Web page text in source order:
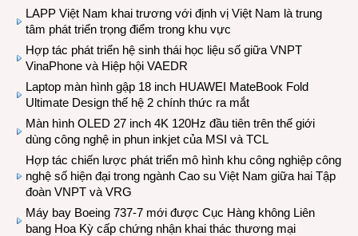
LAPP Việt Nam khai trương với định vị Việt Nam là trung
tâm phát triển trọng điểm trong khu vực
Hợp tác phát triển hệ sinh thái học liệu số giữa VNPT
VinaPhone và Hiệp hội VAEDR
Laptop màn hình gập 18 inch HUAWEI MateBook Fold
Ultimate Design thế hệ 2 chính thức ra mắt
Màn hình OLED 27 inch 4K 120Hz đầu tiên trên thế giới
dùng công nghệ in phun inkjet của MSI và TCL
Hợp tác chiến lược phát triển mô hình khu công nghiệp công
nghệ số hiện đại trong ngành Cao su Việt Nam giữa hai Tập
đoàn VNPT và VRG
Máy bay Boeing 737-7 mới được Cục Hàng không Liên
bang Hoa Kỳ cấp chứng nhận khai thác thương mại